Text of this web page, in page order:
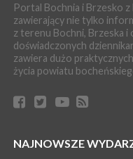
Kopalni Soli Bochnia
WYDARZENIA
06 sierpnia 2026
BRZESKO. Lepsze
06 sierpnia 2026
BORZĘCIN. Już w
PIELGRZYMKA 2026
Portal Bochnia i Brzesko
zawierający nie tylko
z terenu Bochni, Brzeska
doświadczonych
zawiera dużo
życia powiatu
NAJNOWSZE